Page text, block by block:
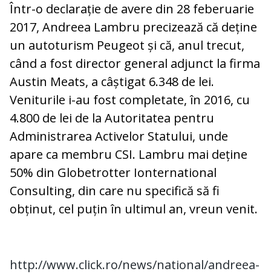
Într-o declarație de avere din 28 feberuarie
2017, Andreea Lambru precizează că deține
un autoturism Peugeot și că, anul trecut,
când a fost director general adjunct la firma
Austin Meats, a câștigat 6.348 de lei.
Veniturile i-au fost completate, în 2016, cu
4.800 de lei de la Autoritatea pentru
Administrarea Activelor Statului, unde
apare ca membru CSI. Lambru mai deține
50% din Globetrotter Ionternational
Consulting, din care nu specifică să fi
obținut, cel puțin în ultimul an, vreun venit.
http://www.click.ro/news/national/andreea-